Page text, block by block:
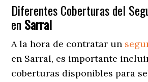
Diferentes Coberturas del
en Sarral
A la hora de contratar un
en Sarral, es importante
coberturas disponibles para